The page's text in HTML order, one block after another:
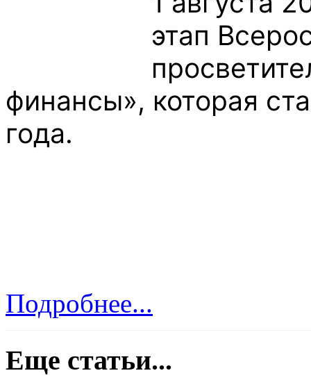
этап
финансы», которая
года.
Подробнее...
Еще статьи...